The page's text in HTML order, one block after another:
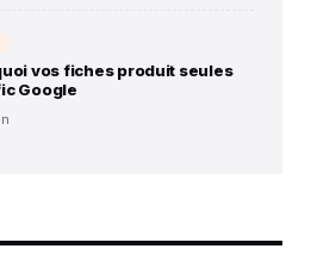
vos fiches produit seules
Google